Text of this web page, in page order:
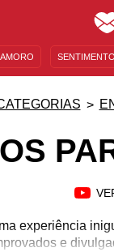
experiência
e